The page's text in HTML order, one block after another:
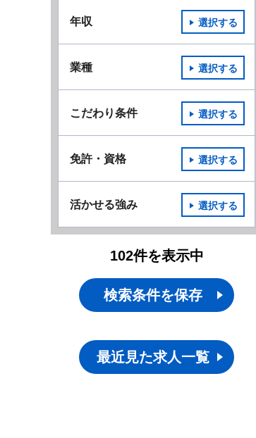
年収 選択する
業種 選択する
こだわり条件 選択する
免許・資格 選択する
活かせる強み 選択する
102件を表示中
検索条件を保存
最近見た求人一覧